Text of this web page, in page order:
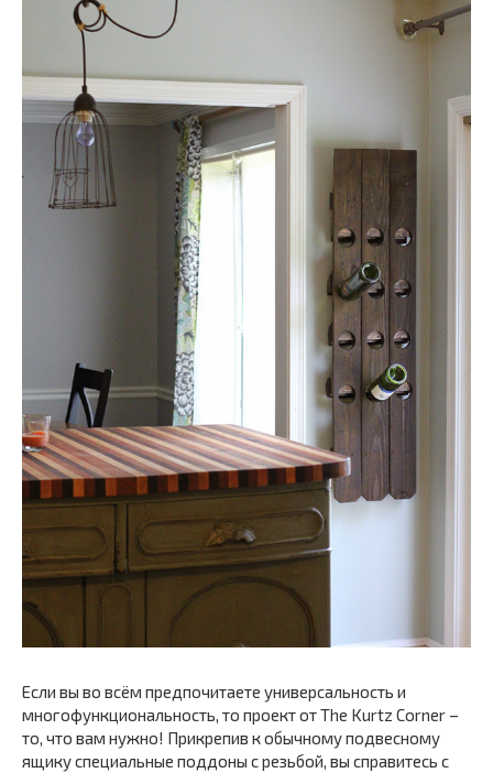
Если вы во всём предпочитаете универсальность и
многофункциональность, то проект от The Kurtz Corner –
то, что вам нужно! Прикрепив к обычному подвесному
ящику специальные поддоны с резьбой, вы справитесь с